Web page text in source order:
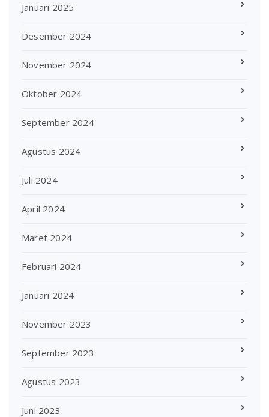
Januari 2025
Desember 2024
November 2024
Oktober 2024
September 2024
Agustus 2024
Juli 2024
April 2024
Maret 2024
Februari 2024
Januari 2024
November 2023
September 2023
Agustus 2023
Juni 2023